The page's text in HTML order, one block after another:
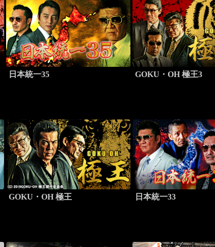
日本統一35 GOKU・OH 極王3
GOKU・OH 極王 日本統一33